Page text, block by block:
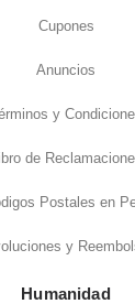
Cupones
Anuncios
y
de
Postales en
y
Humanidad